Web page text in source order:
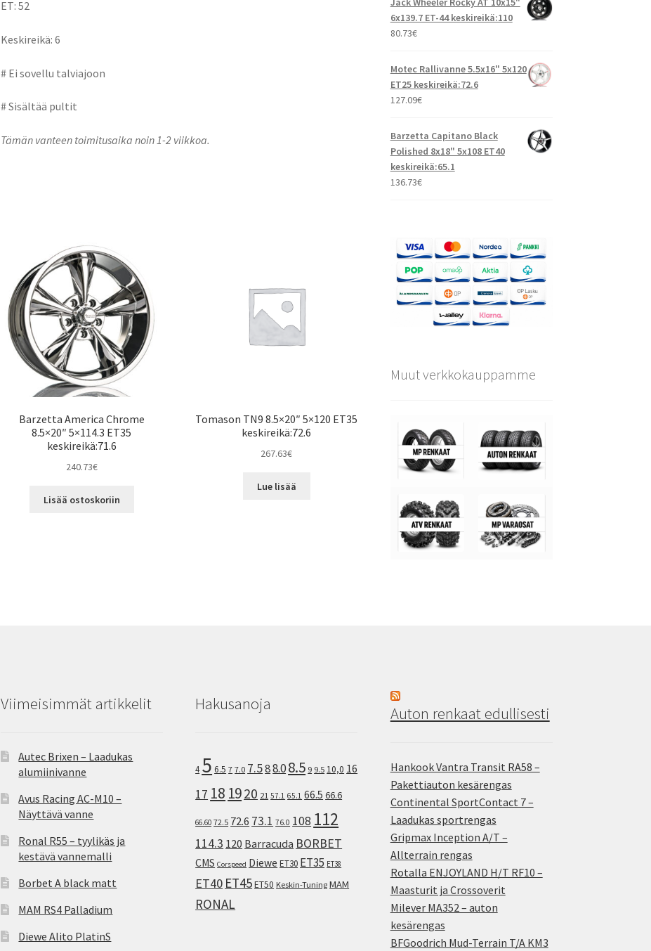
ET: 52
Keskireikä: 6
# Ei sovellu talviajoon
# Sisältää pultit
Tämän vanteen toimitusaika noin 1-2 viikkoa.
Barzetta America Chrome
8.5×20″ 5×114.3 ET35
keskireikä:71.6
240.73€
Lisää ostoskoriin
Tomason TN9 8.5×20″ 5×120 ET35
keskireikä:72.6
267.63€
Lue lisää
6x139.7 ET-44 keskireikä:110
80.73€
Motec Rallivanne 5.5x16" 5x120
ET25 keskireikä:72.6
127.09€
Barzetta Capitano Black
Polished 8x18" 5x108 ET40
keskireikä:65.1
136.73€
Muut verkkokauppamme
Viimeisimmät artikkelit
Autec Brixen – Laadukas
alumiinivanne
Avus Racing AC-M10 –
Näyttävä vanne
Ronal R55 – tyylikäs ja
kestävä vannemalli
Borbet A black matt
MAM RS4 Palladium
Diewe Alito PlatinS
Hakusanoja
4 5 6.5 7 7.0 7.588.08.5 9 9.5 10,0 16
17 18 1920 21 57.1 65.1 66.5 66.6
66.60 72.5 72.6 73.1 76.0 108 112
114.3 120 Barracuda BORBET
CMS Corspeed Diewe ET30 ET35 ET38
ET40 ET45ET50 Keskin-Tuning MAM
RONAL
Auton renkaat edullisesti
Hankook Vantra Transit RA58 –
Pakettiauton kesärengas
Continental SportContact 7 –
Laadukas sportrengas
Gripmax Inception A/T –
Allterrain rengas
Rotalla ENJOYLAND H/T RF10 –
Maasturit ja Crossoverit
Milever MA352 – auton
kesärengas
BFGoodrich Mud-Terrain T/A KM3